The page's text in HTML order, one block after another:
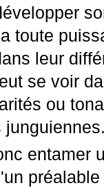
toute
leur
se voir
ou
entamer